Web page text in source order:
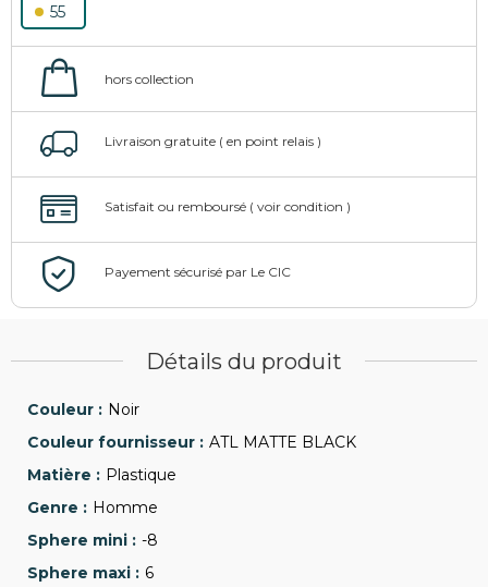
55
Détails du produit
Noir
ATL MATTE BLACK
Plastique
Homme
-8
6